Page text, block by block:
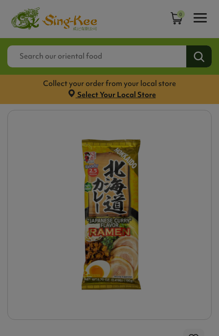
0
Collect your order from your local store
Select Your Local Store